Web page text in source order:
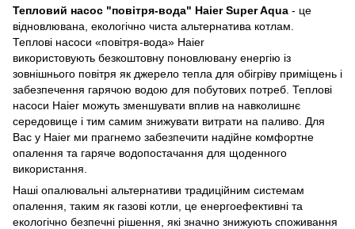
Тепловий насос "повітря-вода" Haier Super Aqua - це
відновлювана, екологічно чиста альтернатива котлам.
Теплові насоси «повітря-вода» Haier
використовують безкоштовну поновлювану енергію із
зовнішнього повітря як джерело тепла для обігріву приміщень і
забезпечення гарячою водою для побутових потреб. Теплові
насоси Haier можуть зменшувати вплив на навколишнє
середовище і тим самим знижувати витрати на паливо. Для
Вас у Haier ми прагнемо забезпечити надійне комфортне
опалення та гаряче водопостачання для щоденного
використання.
Наші опалювальні альтернативи традиційним системам
опалення, таким як газові котли, це енергоефективні та
екологічно безпечні рішення, які значно знижують споживання